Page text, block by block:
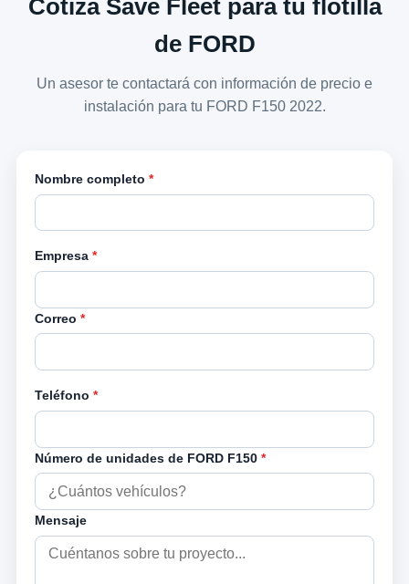
Cotiza Save Fleet para tu flotilla
de FORD
Un asesor te contactará con información de precio e
instalación para tu FORD F150 2022.
Nombre completo *
Empresa *
Correo *
Teléfono *
Número de unidades de FORD F150 *
Mensaje